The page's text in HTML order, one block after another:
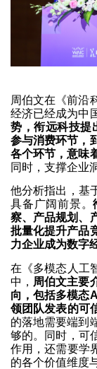
周伯文在《前沿
经济已经成为中
势，衔远科技提
参与消费环节，
各个环节，意味
同时，支撑企业
他分析指出，基
具备广阔前景。
察、产品规划、
批量化提升产品
力企业成为数字
在《多模态人工
中， 周伯文主要
向，包括多模态
领团队发表的可
的落地需要端到
够的。同时，可
作用，还需要学
的各个价值维度